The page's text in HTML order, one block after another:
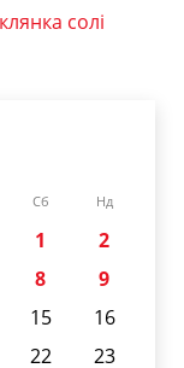
солі
Сб Нд
1
2
8
9
15
16
22
23